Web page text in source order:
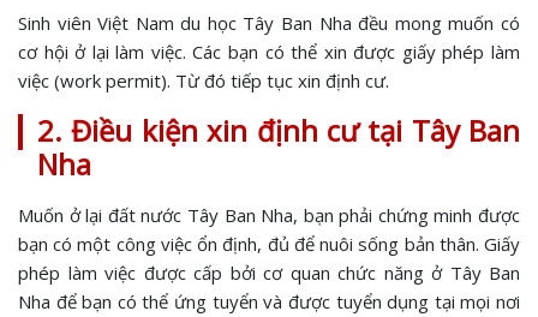
Sinh viên Việt Nam du học Tây Ban Nha đều mong muốn có
cơ hội ở lại làm việc. Các bạn có thể xin được giấy phép làm
việc (work permit). Từ đó tiếp tục xin định cư.
2. Điều kiện xin định cư tại Tây Ban
Nha
Muốn ở lại đất nước Tây Ban Nha, bạn phải chứng minh được
bạn có một công việc ổn định, đủ để nuôi sống bản thân. Giấy
phép làm việc được cấp bởi cơ quan chức năng ở Tây Ban
Nha để bạn có thể ứng tuyển và được tuyển dụng tại mọi nơi